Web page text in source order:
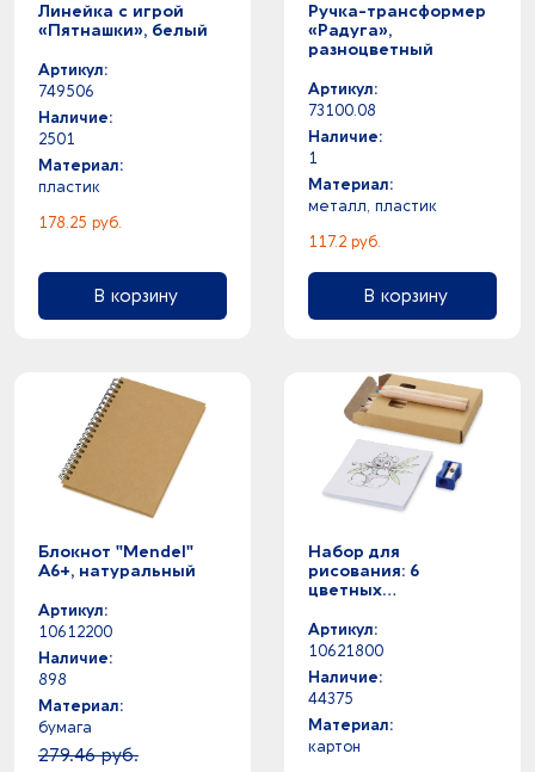
Линейка с игрой
«Пятнашки», белый
Артикул:
749506
Наличие:
2501
Материал:
пластик
178.25 руб.
В корзину
Ручка-трансформер
«Радуга»,
разноцветный
Артикул:
73100.08
Наличие:
1
Материал:
металл, пластик
117.2 руб.
В корзину
Блокнот "Mendel"
А6+, натуральный
Артикул:
10612200
Наличие:
898
Материал:
бумага
279.46 руб.
Набор для
рисования: 6
цветных
точилка, раскраска
Артикул:
10621800
Наличие:
44375
Материал:
картон